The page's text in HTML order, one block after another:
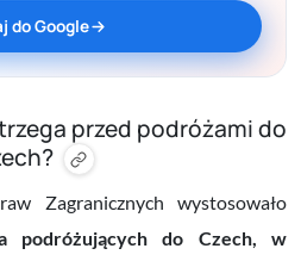
do Google
przed podróżami do
Zagranicznych wystosowało
podróżujących do Czech, w